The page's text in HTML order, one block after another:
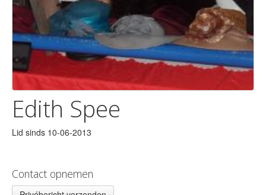
Edith Spee
Lid sinds 10-06-2013
Contact opnemen